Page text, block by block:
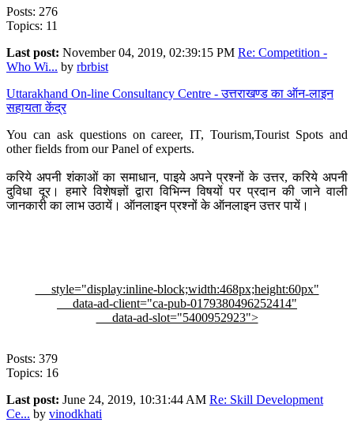
Posts: 276
Topics: 11
Last post: November 04, 2019, 02:39:15 PM Re: Competition -
Who Wi... by rbrbist
Uttarakhand On-line Consultancy Centre - उत्तराखण्ड का ऑन-लाइन
सहायता केंद्र
You can ask questions on career, IT, Tourism,Tourist Spots and
other fields from our Panel of experts.
करिये अपनी शंकाओं का समाधान, पाइये अपने प्रश्नों के उत्तर, करिये अपनी
दुविधा दूर। हमारे विशेषज्ञों द्वारा विभिन्न विषयों पर प्रदान की जाने वाली
जानकारी का लाभ उठायें। ऑनलाइन प्रश्नों के ऑनलाइन उत्तर पायें।
style="display:inline-block;width:468px;height:60px"
data-ad-client="ca-pub-0179380496252414"
data-ad-slot="5400952923">
Posts: 379
Topics: 16
Last post: June 24, 2019, 10:31:44 AM Re: Skill Development
Ce... by vinodkhati